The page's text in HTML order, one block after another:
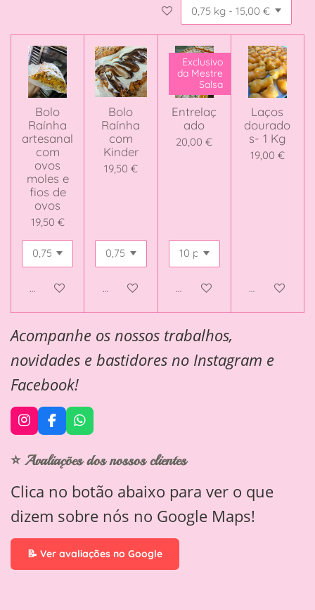
Bolo
Raínha
artesanal
com
ovos
moles e
fios de
ovos
19,50 €
Adicionar ao carrinho
Bolo
Raínha
com
Kinder
19,50 €
Adicionar ao carrinho
Exclusivo
da Mestre
Salsa
Entrelaç
ado
20,00 €
Veja detalhes
Laços
dourado
s- 1 Kg
19,00 €
Adicionar ao
Acompanhe os nossos trabalhos,
novidades e bastidores no Instagram e
Facebook!
I
n
t
g
r
a
F
a
c
e
o
o
k
W
h
t
A
p
p
⭐ Avaliações dos nossos clientes
Clica no botão abaixo para ver o que
dizem sobre nós no Google Maps!
📝 Ver avaliações no Google